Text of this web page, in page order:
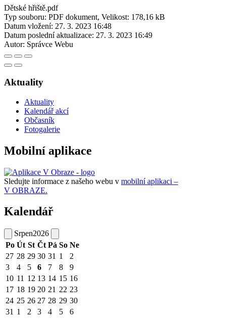
Dětské hřiště.pdf
Typ souboru: PDF dokument, Velikost: 178,16 kB
Datum vložení: 27. 3. 2023 16:48
Datum poslední aktualizace: 27. 3. 2023 16:49
Autor: Správce Webu
Aktuality
Aktuality
Kalendář akcí
Občasník
Fotogalerie
Mobilní aplikace
Sledujte informace z našeho webu v mobilní aplikaci –
V OBRAZE.
Kalendář
Srpen2026
Po Út St Čt Pá So Ne
27 28 29 30 31 1
2
3
4 5 6 7 8
9
10 11 12 13 14 15 16
17 18 19 20 21 22 23
24 25 26 27 28 29 30
31 1 2 3 4 5 6